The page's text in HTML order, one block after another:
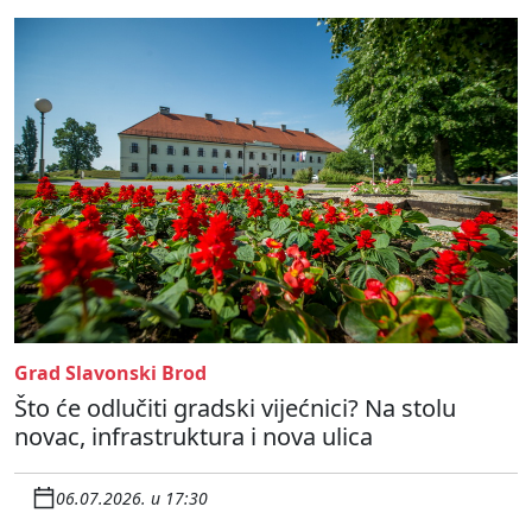
Grad Slavonski Brod
Što će odlučiti gradski vijećnici? Na stolu
novac, infrastruktura i nova ulica
06.07.2026. u 17:30